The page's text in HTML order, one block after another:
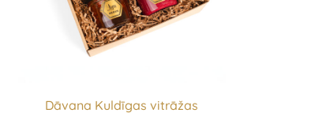
Dāvana Kuldīgas vitrāžas